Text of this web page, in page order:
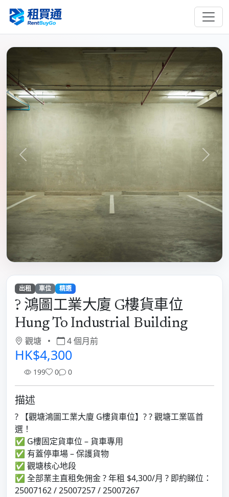
出租 車位 精選
? 鴻圖工業大廈 G樓貨車位
Hung To Industrial Building
觀塘 • 4 個月前
HK$4,300
199 0 0
描述
? 【觀塘鴻圖工業大廈 G樓貨車位】? ? 觀塘工業區首
選！
✅ G樓固定貨車位 – 貨車專用
✅ 有蓋停車場 – 保護貨物
✅ 觀塘核心地段
✅ 全部業主直租免佣金 ? 年租 $4,300/月 ? 即約睇位：
25007162 / 25007257 / 25007267